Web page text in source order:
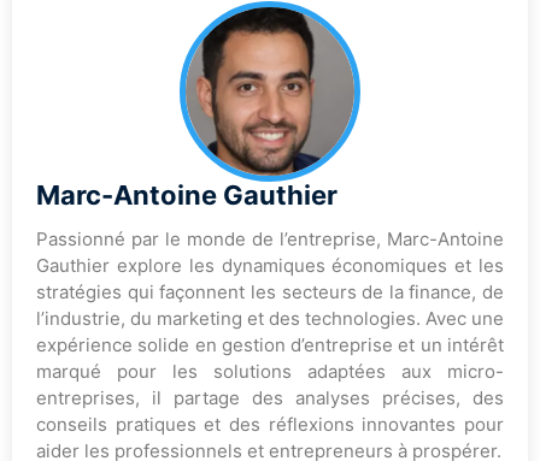
Marc-Antoine Gauthier
Passionné par le monde de l’entreprise, Marc-Antoine
Gauthier explore les dynamiques économiques et les
stratégies qui façonnent les secteurs de la finance, de
l’industrie, du marketing et des technologies. Avec une
expérience solide en gestion d’entreprise et un intérêt
marqué pour les solutions adaptées aux micro-
entreprises, il partage des analyses précises, des
conseils pratiques et des réflexions innovantes pour
aider les professionnels et entrepreneurs à prospérer.